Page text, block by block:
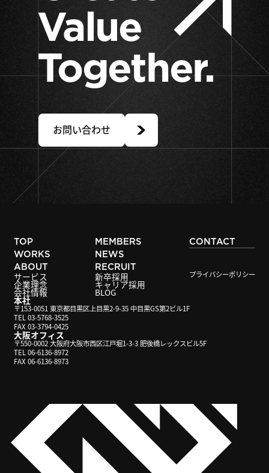
Value
Together.
お問い合わせ
本社
〒153-0051 東京都目黒区上目黒2-9-35 中目黒GS第2ビル1F
TEL 03-5768-3525
FAX 03-3794-0425
大阪オフィス
〒550-0002 大阪府大阪市西区江戸堀1-3-3 肥後橋レックスビル5F
TEL 06-6136-8972
FAX 06-6136-8973
TOP
WORKS
ABOUT
サービス
企業理念
会社情報
MEMBERS
NEWS
RECRUIT
新卒採用
キャリア採用
BLOG
CONTACT
プライバシーポリシー